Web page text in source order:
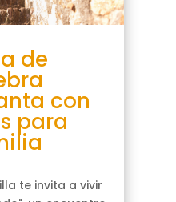
de
con
para
te invita a vivir